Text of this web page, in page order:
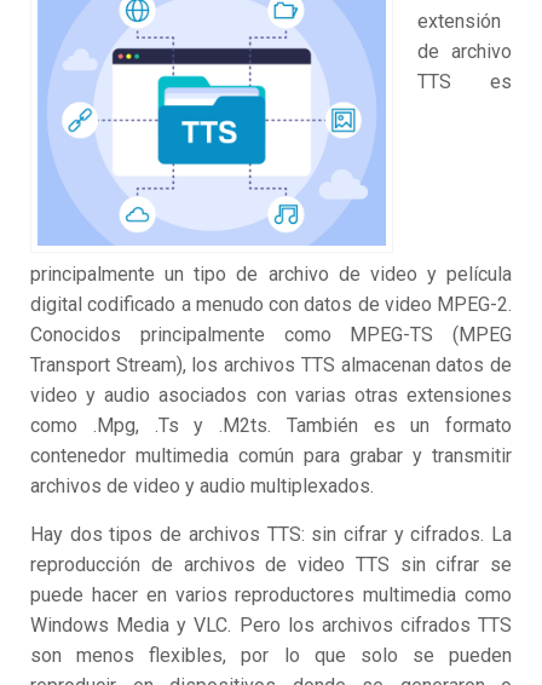
extensión
de archivo
TTS es
principalmente un tipo de archivo de video y película
digital codificado a menudo con datos de video MPEG-2.
Conocidos principalmente como MPEG-TS (MPEG
Transport Stream), los archivos TTS almacenan datos de
video y audio asociados con varias otras extensiones
como .Mpg, .Ts y .M2ts. También es un formato
contenedor multimedia común para grabar y transmitir
archivos de video y audio multiplexados.
Hay dos tipos de archivos TTS: sin cifrar y cifrados. La
reproducción de archivos de video TTS sin cifrar se
puede hacer en varios reproductores multimedia como
Windows Media y VLC. Pero los archivos cifrados TTS
son menos flexibles, por lo que solo se pueden